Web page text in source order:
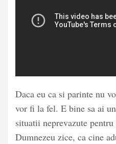
Daca eu ca si parinte nu
vor fi la fel. E bine sa ai
situatii neprevazute
Dumnezeu zice, ca cine